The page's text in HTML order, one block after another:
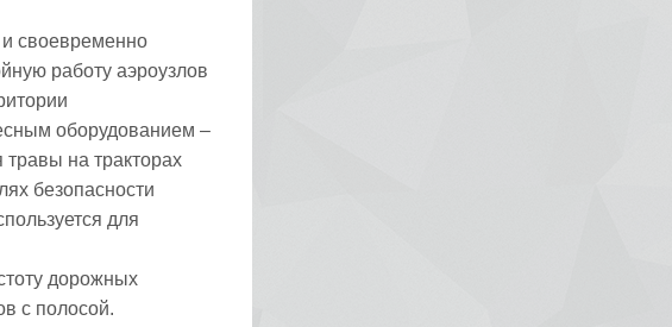
и своевременно
работу аэроузлов
оборудованием –
на тракторах
безопасности
для
дорожных
с полосой.